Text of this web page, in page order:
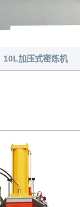
10L加压式密炼机